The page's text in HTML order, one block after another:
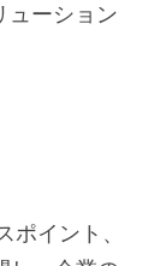
ューション
ポイント、